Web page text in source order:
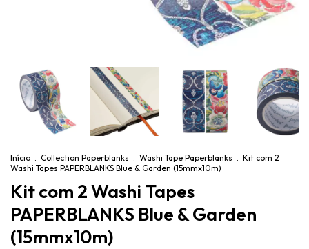
Início . Collection Paperblanks . Washi Tape Paperblanks . Kit com 2
Washi Tapes PAPERBLANKS Blue & Garden (15mmx10m)
Kit com 2 Washi Tapes
PAPERBLANKS Blue & Garden
(15mmx10m)